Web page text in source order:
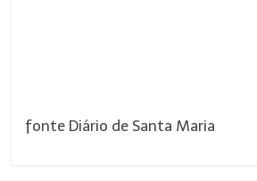
fonte Diário de Santa Maria